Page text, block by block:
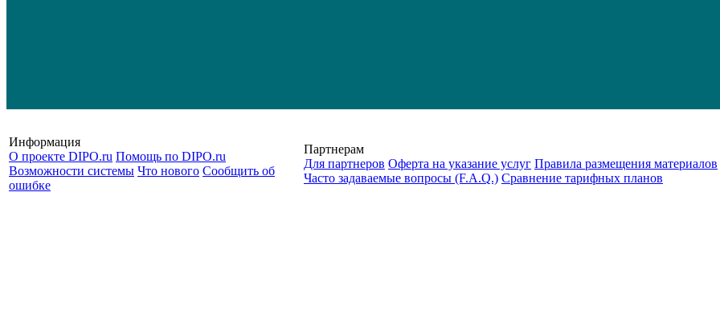
Информация
О проекте DIPO.ru Помощь по DIPO.ru
Возможности системы Что нового Сообщить об
ошибке
Партнерам
Для партнеров Оферта на указание услуг Правила размещения материалов
Часто задаваемые вопросы (F.A.Q.) Cравнение тарифных планов